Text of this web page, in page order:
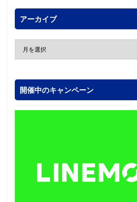
アーカイブ
開催中のキャンペーン